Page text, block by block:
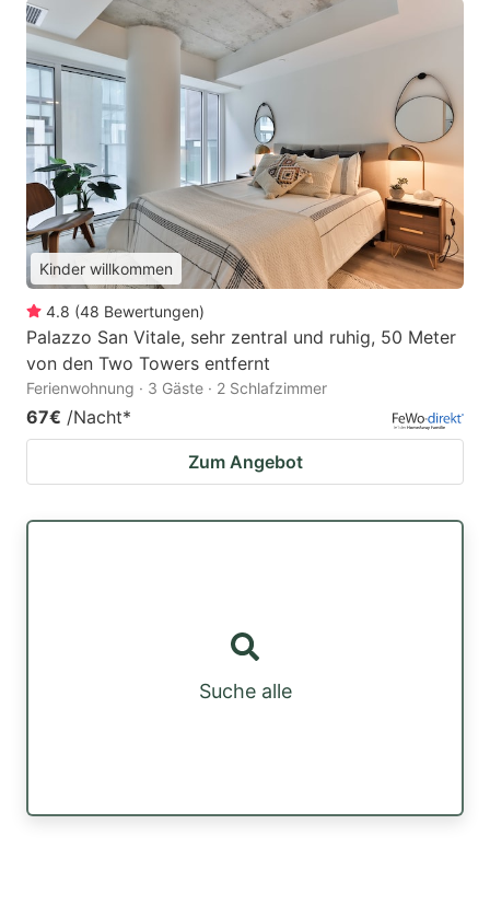
Kinder willkommen
4.8 (48 Bewertungen)
Palazzo San Vitale, sehr zentral und ruhig, 50 Meter
von den Two Towers entfernt
Ferienwohnung · 3 Gäste · 2 Schlafzimmer
67€ /Nacht*
Zum Angebot
Suche alle